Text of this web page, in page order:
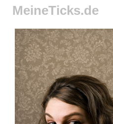
MeineTicks.de